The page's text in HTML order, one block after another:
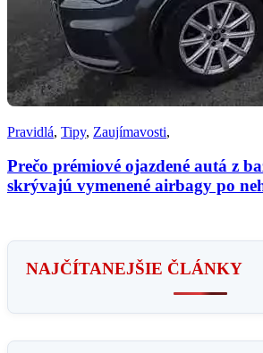
Pravidlá, Tipy, Zaujímavosti,
Prečo prémiové ojazdené autá z
skrývajú vymenené airbagy po
NAJČÍTANEJŠIE ČLÁNKY